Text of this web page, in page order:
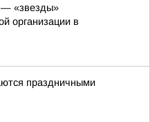
— «звезды»
организации в
праздничными